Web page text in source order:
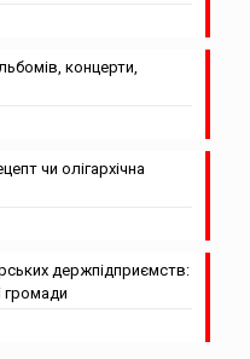
концерти,
чи олігархічна
держпідприємств:
громади